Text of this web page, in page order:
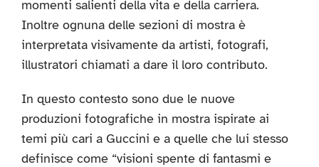
momenti salienti della vita e della carriera.
Inoltre ognuna delle sezioni di mostra è
interpretata visivamente da artisti, fotografi,
illustratori chiamati a dare il loro contributo.
In questo contesto sono due le nuove
produzioni fotografiche in mostra ispirate ai
temi più cari a Guccini e a quelle che lui stesso
definisce come “visioni spente di fantasmi e